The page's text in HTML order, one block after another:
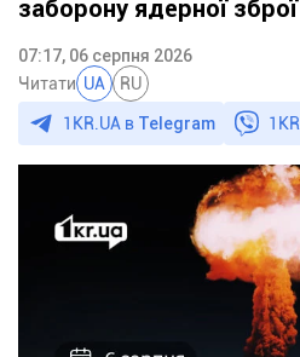
заборону ядерної зброї
07:17, 06 серпня 2026
Читати UA RU
1KR.UA в Telegram